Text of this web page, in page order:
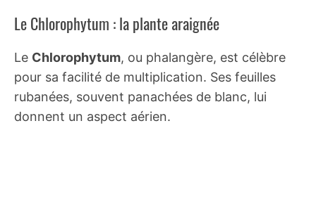
Le Chlorophytum : la plante araignée
Le Chlorophytum, ou phalangère, est célèbre
pour sa facilité de multiplication. Ses feuilles
rubanées, souvent panachées de blanc, lui
donnent un aspect aérien.